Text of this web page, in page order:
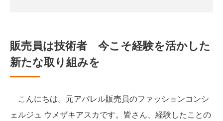
販売員は技術者 今こそ経験を活かした
新たな取り組みを
こんにちは。元アパレル販売員のファッションコンシ
ェルジュ ウメザキアスカです。皆さん、経験したことの